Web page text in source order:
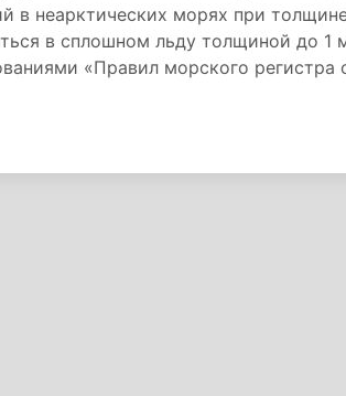
в неарктических морях при
в сплошном льду толщиной до 1
«Правил морского регистра